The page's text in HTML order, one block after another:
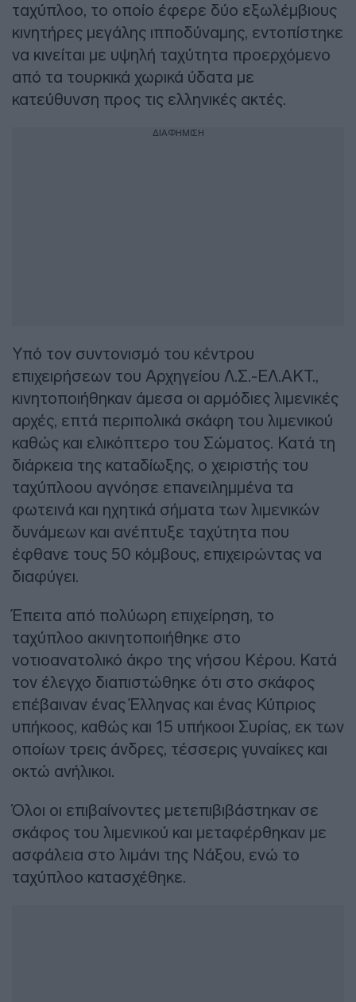
ταχύπλοο, το οποίο έφερε δύο εξωλέμβιους
κινητήρες μεγάλης ιπποδύναμης, εντοπίστηκε
να κινείται με υψηλή ταχύτητα προερχόμενο
από τα τουρκικά χωρικά ύδατα με
κατεύθυνση προς τις ελληνικές ακτές.
ΔΙΑΦΗΜΙΣΗ
Υπό τον συντονισμό του κέντρου
επιχειρήσεων του Αρχηγείου Λ.Σ.-ΕΛ.ΑΚΤ.,
κινητοποιήθηκαν άμεσα οι αρμόδιες λιμενικές
αρχές, επτά περιπολικά σκάφη του λιμενικού
καθώς και ελικόπτερο του Σώματος. Κατά τη
διάρκεια της καταδίωξης, ο χειριστής του
ταχύπλοου αγνόησε επανειλημμένα τα
φωτεινά και ηχητικά σήματα των λιμενικών
δυνάμεων και ανέπτυξε ταχύτητα που
έφθανε τους 50 κόμβους, επιχειρώντας να
διαφύγει.
Έπειτα από πολύωρη επιχείρηση, το
ταχύπλοο ακινητοποιήθηκε στο
νοτιοανατολικό άκρο της νήσου Κέρου. Κατά
τον έλεγχο διαπιστώθηκε ότι στο σκάφος
επέβαιναν ένας Έλληνας και ένας Κύπριος
υπήκοος, καθώς και 15 υπήκοοι Συρίας, εκ των
οποίων τρεις άνδρες, τέσσερις γυναίκες και
οκτώ ανήλικοι.
Όλοι οι επιβαίνοντες μετεπιβιβάστηκαν σε
σκάφος του λιμενικού και μεταφέρθηκαν με
ασφάλεια στο λιμάνι της Νάξου, ενώ το
ταχύπλοο κατασχέθηκε.